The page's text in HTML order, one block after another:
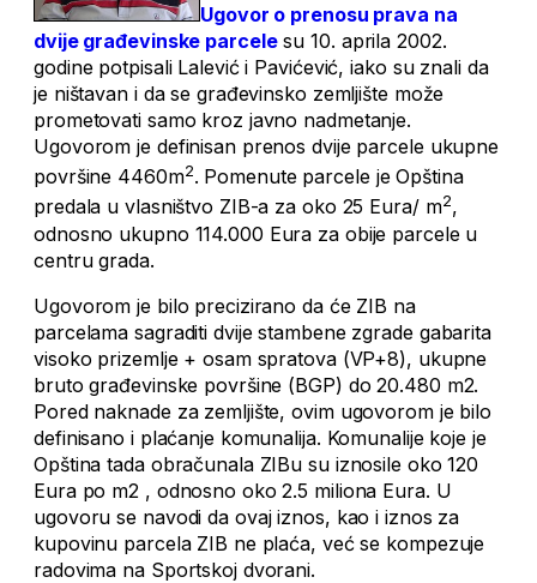
Ugovor o prenosu prava na
dvije građevinske parcelesu 10. aprila 2002.
godine potpisali Lalević i Pavićević, iako su znali da
je ništavan i da se građevinsko zemljište može
prometovati samo kroz javno nadmetanje.
Ugovorom je definisan prenos dvije parcele ukupne
površine 4460m2. Pomenute parcele je Opština
predala u vlasništvo ZIB-a za oko 25 Eura/ m2,
odnosno ukupno 114.000 Eura za obije parcele u
centru grada.
Ugovorom je bilo precizirano da će ZIB na
parcelama sagraditi dvije stambene zgrade gabarita
visoko prizemlje + osam spratova (VP+8), ukupne
bruto građevinske površine (BGP) do 20.480 m2.
Pored naknade za zemljište, ovim ugovorom je bilo
definisano i plaćanje komunalija. Komunalije koje je
Opština tada obračunala ZIBu su iznosile oko 120
Eura po m2 , odnosno oko 2.5 miliona Eura. U
ugovoru se navodi da ovaj iznos, kao i iznos za
kupovinu parcela ZIB ne plaća, već se kompezuje
radovima na Sportskoj dvorani.